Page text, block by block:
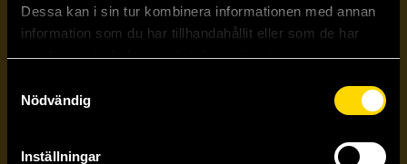
Dessa kan i sin tur kombinera informationen med annan
information som du har tillhandahållit eller som de har
samlat in när du har använt deras tjänster.
Nödvändig
Inställningar
Prenumerera på vårt nyhetsbrev